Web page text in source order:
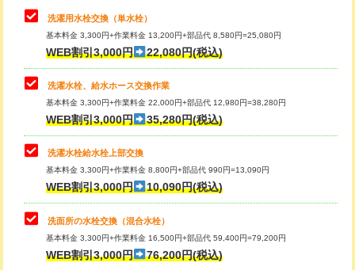
給水管工事※（ライニング鋼管・銅
管・ポリ管・HT管使用/3ｍ超え)
排水管工事（土の掘削・埋め戻し作
業）
排水管工事（排水管工事/3ｍまで） 55,000円
排水管工事（追加 排水管工事/3ｍ超
え）
マス交換（土の掘削・埋め戻し作業）
マス交換（深さ50㎝未満）
マス交換（深さ50㎝以上）
理・調整・分解・加工など（中作業）
止水・漏水調査・防水処理・清掃・修
理・調整・分解・加工など（重作業）
33,000円
キッチンタンク脱着
その他部品の脱着
交換・取付（タンク）
交換・取付(単水栓（壁付・デッキ
式）)
交換・取付(混合水栓（壁付・デッキ
式・ワンホール）)
16,500円+材料費
洗濯用水栓交換（単水栓）
基本料金 3,300円+作業料金 13,200円+部品代 8,580円=25,080円
WEB割引3,000円 22,080円(税込)
洗濯水栓、給水ホース交換作業
基本料金 3,300円+作業料金 22,000円+部品代 12,980円=38,280円
WEB割引3,000円 35,280円(税込)
洗濯水栓給水栓上部交換
基本料金 3,300円+作業料金 8,800円+部品代 990円=13,090円
WEB割引3,000円 10,090円(税込)
洗面所の水栓交換（混合水栓）
基本料金 3,300円+作業料金 16,500円+部品代 59,400円=79,200円
WEB割引3,000円 76,200円(税込)